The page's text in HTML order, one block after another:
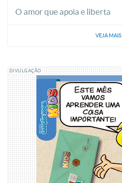
O amor que apoia e liberta
VEJA MAIS
DIVULGAÇÃO